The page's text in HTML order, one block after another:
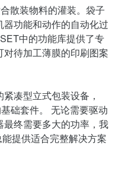
散装物料的灌装。袋子
功能和动作的自动化过
中的功能库提供了专
待加工薄膜的印刷图案
凑型立式包装设备，
础套件。 无论需要驱动
终需要多大的功率，我
提供适合完整解决方案